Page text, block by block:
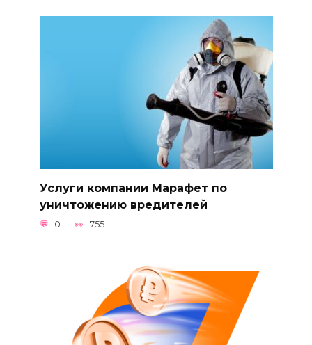
Услуги компании Марафет по
уничтожению вредителей
0 755